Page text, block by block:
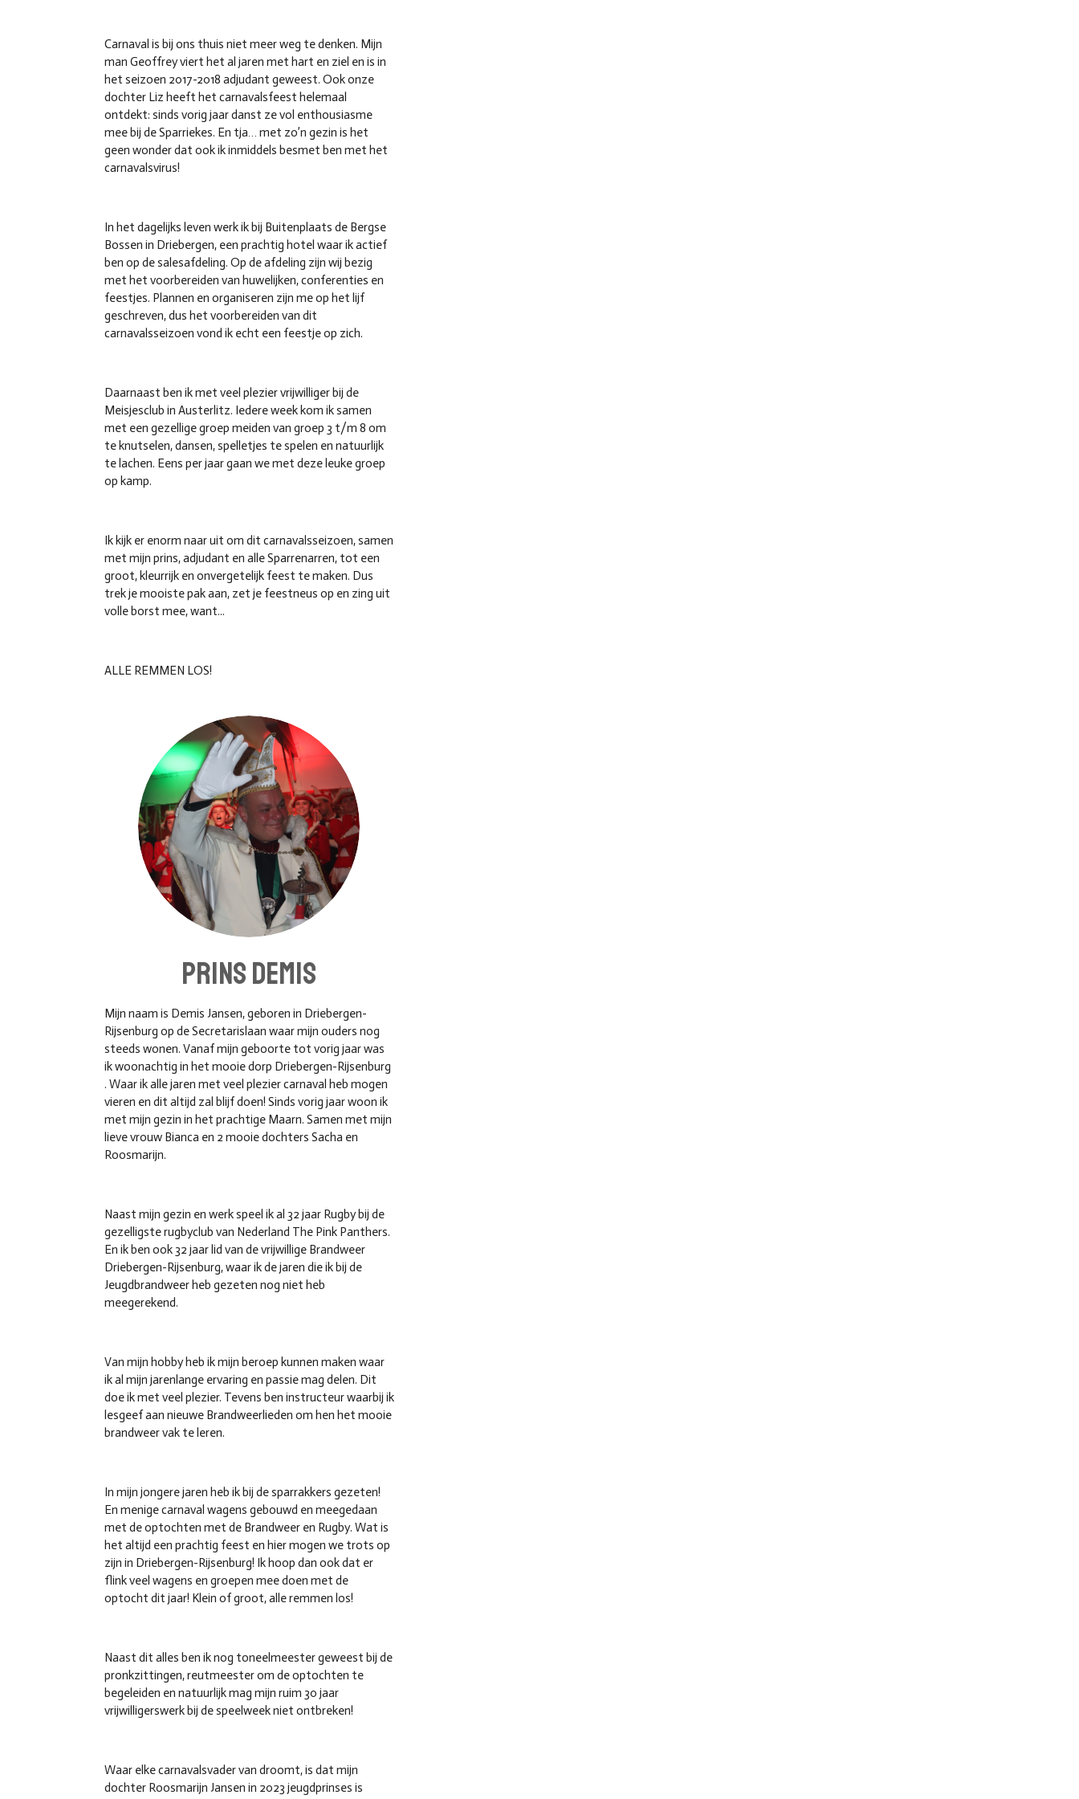
Carnaval is bij ons thuis niet meer weg te denken. Mijn
man Geoffrey viert het al jaren met hart en ziel en is in
het seizoen 2017-2018 adjudant geweest. Ook onze
dochter Liz heeft het carnavalsfeest helemaal
ontdekt: sinds vorig jaar danst ze vol enthousiasme
mee bij de Sparriekes. En tja… met zo’n gezin is het
geen wonder dat ook ik inmiddels besmet ben met het
carnavalsvirus!
In het dagelijks leven werk ik bij Buitenplaats de Bergse
Bossen in Driebergen, een prachtig hotel waar ik actief
ben op de salesafdeling. Op de afdeling zijn wij bezig
met het voorbereiden van huwelijken, conferenties en
feestjes. Plannen en organiseren zijn me op het lijf
geschreven, dus het voorbereiden van dit
carnavalsseizoen vond ik echt een feestje op zich.
Daarnaast ben ik met veel plezier vrijwilliger bij de
Meisjesclub in Austerlitz. Iedere week kom ik samen
met een gezellige groep meiden van groep 3 t/m 8 om
te knutselen, dansen, spelletjes te spelen en natuurlijk
te lachen. Eens per jaar gaan we met deze leuke groep
op kamp.
Ik kijk er enorm naar uit om dit carnavalsseizoen, samen
met mijn prins, adjudant en alle Sparrenarren, tot een
groot, kleurrijk en onvergetelijk feest te maken. Dus
trek je mooiste pak aan, zet je feestneus op en zing uit
volle borst mee, want...
ALLE REMMEN LOS!
Prins demis
Mijn naam is Demis Jansen, geboren in Driebergen-
Rijsenburg op de Secretarislaan waar mijn ouders nog
steeds wonen. Vanaf mijn geboorte tot vorig jaar was
ik woonachtig in het mooie dorp Driebergen-Rijsenburg
. Waar ik alle jaren met veel plezier carnaval heb mogen
vieren en dit altijd zal blijf doen! Sinds vorig jaar woon ik
met mijn gezin in het prachtige Maarn. Samen met mijn
lieve vrouw Bianca en 2 mooie dochters Sacha en
Roosmarijn.
Naast mijn gezin en werk speel ik al 32 jaar Rugby bij de
gezelligste rugbyclub van Nederland The Pink Panthers.
En ik ben ook 32 jaar lid van de vrijwillige Brandweer
Driebergen-Rijsenburg, waar ik de jaren die ik bij de
Jeugdbrandweer heb gezeten nog niet heb
meegerekend.
Van mijn hobby heb ik mijn beroep kunnen maken waar
ik al mijn jarenlange ervaring en passie mag delen. Dit
doe ik met veel plezier. Tevens ben instructeur waarbij ik
lesgeef aan nieuwe Brandweerlieden om hen het mooie
brandweer vak te leren.
In mijn jongere jaren heb ik bij de sparrakkers gezeten!
En menige carnaval wagens gebouwd en meegedaan
met de optochten met de Brandweer en Rugby. Wat is
het altijd een prachtig feest en hier mogen we trots op
zijn in Driebergen-Rijsenburg! Ik hoop dan ook dat er
flink veel wagens en groepen mee doen met de
optocht dit jaar! Klein of groot, alle remmen los!
Naast dit alles ben ik nog toneelmeester geweest bij de
pronkzittingen, reutmeester om de optochten te
begeleiden en natuurlijk mag mijn ruim 30 jaar
vrijwilligerswerk bij de speelweek niet ontbreken!
Waar elke carnavalsvader van droomt, is dat mijn
dochter Roosmarijn Jansen in 2023 jeugdprinses is